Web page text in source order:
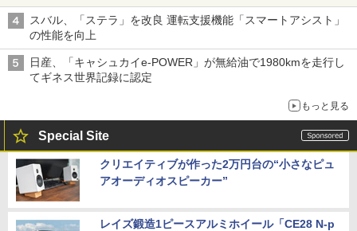
スバル、「ステラ」を改良 運転支援機能「スマートアシスト」
の性能を向上
日産、「キャシュカイe-POWER」が無給油で1980kmを走行し
てギネス世界記録に認定
もっと見る
Special Site
クリエイティブが作った2万円台の“小さなピュ
アオーディオスピーカー”
レイズ鍛造1ピースアルミホイール「CE28 N-p